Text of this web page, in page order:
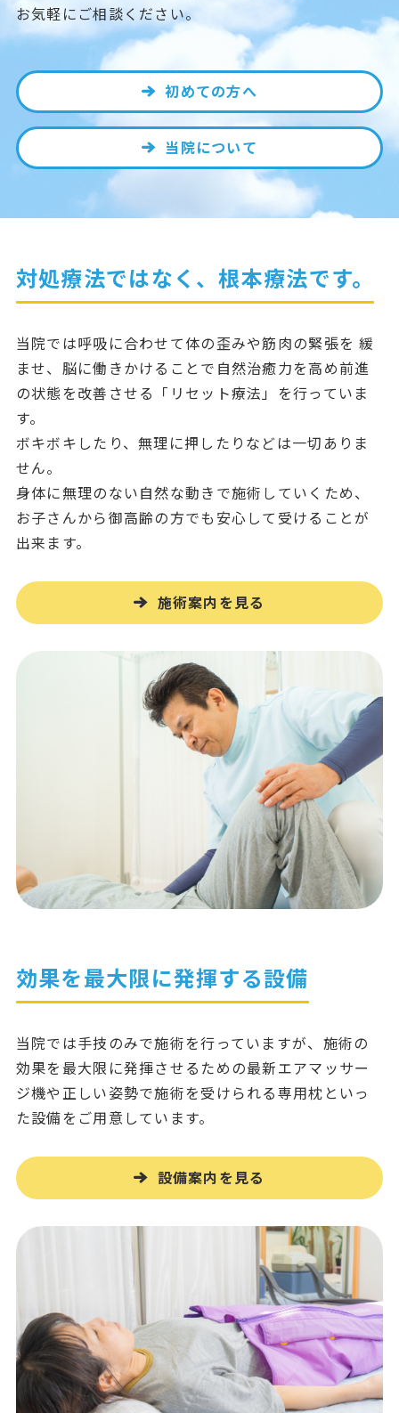
お気軽にご相談ください。
初めての方へ
当院について
対処療法ではなく、根本療法です。
当院では呼吸に合わせて体の歪みや筋肉の緊張を 緩
ませ、脳に働きかけることで自然治癒力を高め前進
の状態を改善させる「リセット療法」を行っていま
す。
ボキボキしたり、無理に押したりなどは一切ありま
せん。
身体に無理のない自然な動きで施術していくため、
お子さんから御高齢の方でも安心して受けることが
出来ます。
施術案内を見る
効果を最大限に発揮する設備
当院では手技のみで施術を行っていますが、施術の
効果を最大限に発揮させるための最新エアマッサー
ジ機や正しい姿勢で施術を受けられる専用枕といっ
た設備をご用意しています。
設備案内を見る